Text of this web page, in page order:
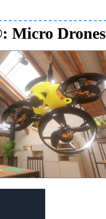
Micro Drones